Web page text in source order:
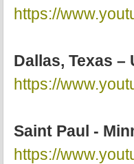
https://
Dallas, Texas –
https://
Saint Paul -
https://